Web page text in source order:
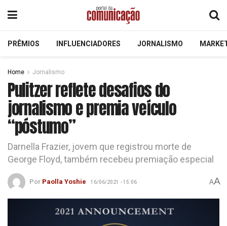
PRÊMIOS INFLUENCIADORES JORNALISMO
Home Jornalismo
Pulitzer reflete desafios do
jornalismo e premia veículo
“póstumo”
Darnella Frazier, jovem que registrou morte de
George Floyd, também recebeu premiação especial
Por Paolla Yoshie 16/06/2021 - 15:06 AA